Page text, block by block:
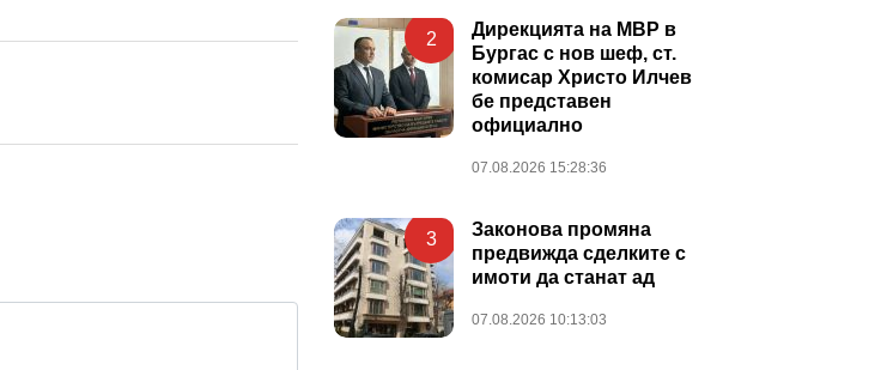
2
Дирекцията на МВР в
Бургас с нов шеф, ст.
комисар Христо Илчев
бе представен
официално
07.08.2026 15:28:36
3
Законова промяна
предвижда сделките с
имоти да станат ад
07.08.2026 10:13:03